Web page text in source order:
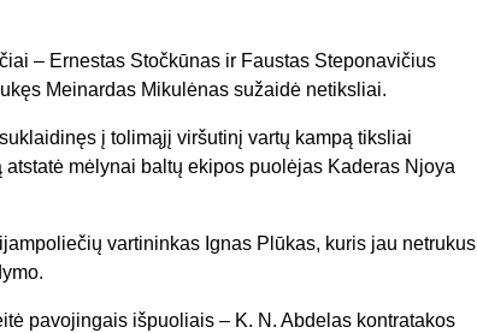
– Ernestas Stočkūnas ir Faustas Steponavičius
Meinardas Mikulėnas sužaidė netiksliai.
į tolimąjį viršutinį vartų kampą tiksliai
mėlynai baltų ekipos puolėjas Kaderas Njoya
vartininkas Ignas Plūkas, kuris jau netrukus
pavojingais išpuoliais – K. N. Abdelas kontratakos